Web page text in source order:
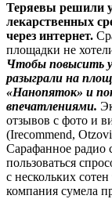
Теряевы решили
лекарственных
через интернет.
площадки не
Чтобы повысить
разыграли на
«Нанопяток» и
впечатлениями.
отзывов с фото и
(Irecommend,
Сарафанное радио
пользоваться
с нескольких
компания сумела